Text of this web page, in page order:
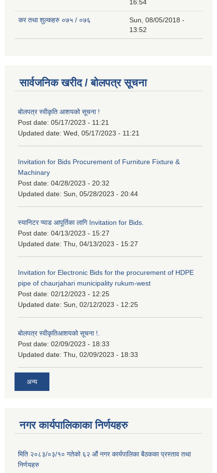
16:54
कर तथा शुल्कहरु ०७५ / ०७६
Sun, 08/05/2018 -
13:52
सार्वजनिक खरीद / बोलपत्र सूचना
बोलपत्र स्वीकृति आशयको सूचना !
Post date: 05/17/2023 - 11:21
Updated date: Wed, 05/17/2023 - 11:21
Invitation for Bids Procurement of Furniture Fixture &
Machinary
Post date: 04/28/2023 - 20:32
Updated date: Sun, 05/28/2023 - 20:44
स्यानिटर प्याड आपूर्तिका लागि Invitation for Bids.
Post date: 04/13/2023 - 15:27
Updated date: Thu, 04/13/2023 - 15:27
Invitation for Electronic Bids for the procurement of HDPE
pipe of chaurjahari municipality rukum-west
Post date: 02/12/2023 - 12:25
Updated date: Sun, 02/12/2023 - 12:25
बोलपत्र स्वीकृतिआशयको सूचना !.
Post date: 02/09/2023 - 18:33
Updated date: Thu, 02/09/2023 - 18:33
अन्य
नगर कार्यपालिकाका निर्णयहरु
मिति २०८३/०३/१० गतेको ६२ औं नगर कार्यपालिका बैठकका प्रस्ताव तथा
निर्णयहरु